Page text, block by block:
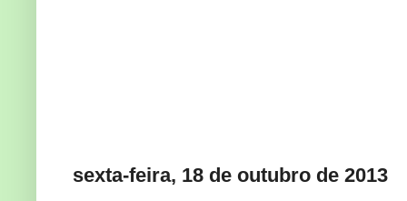
sexta-feira, 18 de outubro de 2013